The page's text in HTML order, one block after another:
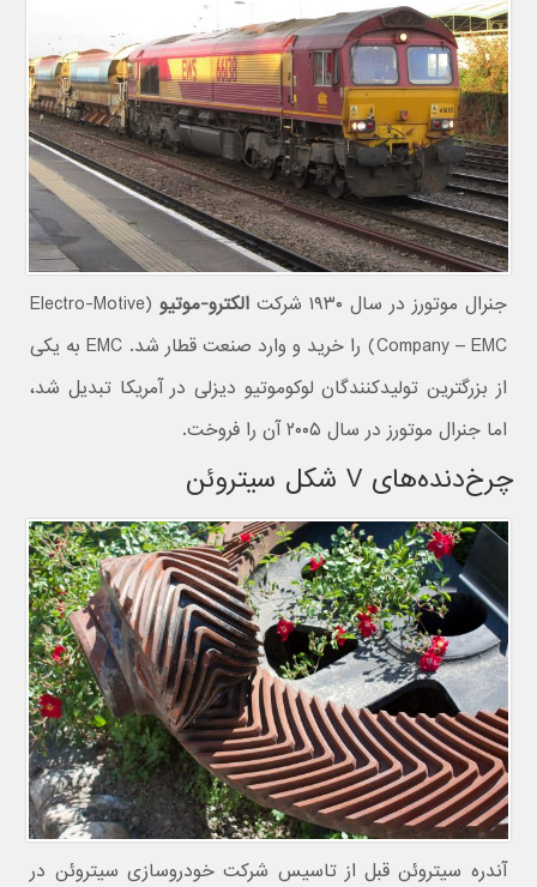
جنرال موتورز در سال ۱۹۳۰ شرکت الکترو-موتیو (Electro-Motive
Company – EMC) را خرید و وارد صنعت قطار شد. EMC به یکی
از بزرگترین تولیدکنندگان لوکوموتیو دیزلی در آمریکا تبدیل شد،
اما جنرال موتورز در سال ۲۰۰۵ آن را فروخت.
چرخ‌دنده‌های V شکل سیتروئن
آندره سیتروئن قبل از تاسیس شرکت خودروسازی سیتروئن در